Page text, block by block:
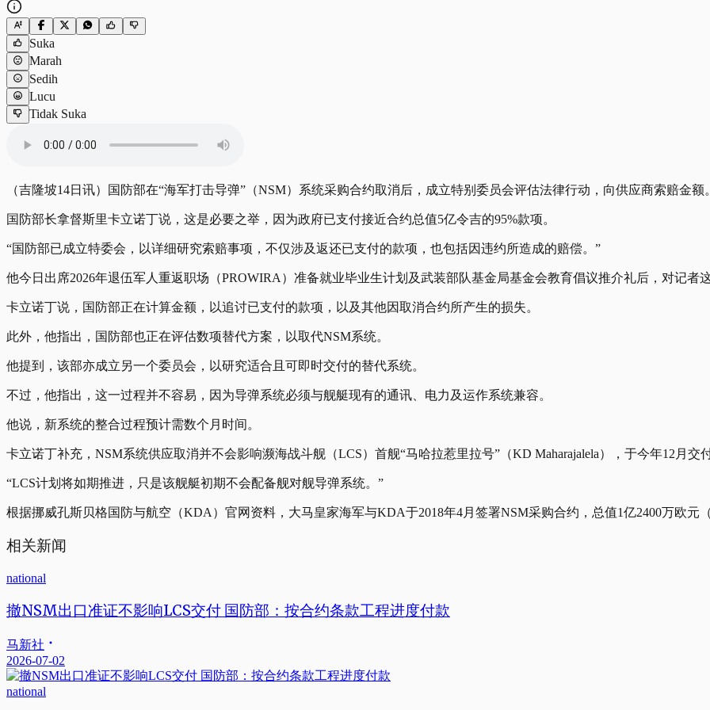
Suka
Marah
Sedih
Lucu
Tidak Suka
（吉隆坡14日讯）国防部在“海军打击导弹”（NSM）系统采购合约取消后，成立特别委员会评估法律行动，向供应商索赔金额。
国防部长拿督斯里卡立诺丁说，这是必要之举，因为政府已支付接近合约总值5亿令吉的95%款项。
“国防部已成立特委会，以详细研究索赔事项，不仅涉及返还已支付的款项，也包括因违约所造成的赔偿。”
他今日出席2026年退伍军人重返职场（PROWIRA）准备就业毕业生计划及武装部队基金局基金会教育倡议推介礼后，对记者这
卡立诺丁说，国防部正在计算金额，以追讨已支付的款项，以及其他因取消合约所产生的损失。
此外，他指出，国防部也正在评估数项替代方案，以取代NSM系统。
他提到，该部亦成立另一个委员会，以研究适合且可即时交付的替代系统。
不过，他指出，这一过程并不容易，因为导弹系统必须与舰艇现有的通讯、电力及运作系统兼容。
他说，新系统的整合过程预计需数个月时间。
卡立诺丁补充，NSM系统供应取消并不会影响濒海战斗舰（LCS）首舰“马哈拉惹里拉号”（KD Maharajalela），于今年12月交
“LCS计划将如期推进，只是该舰艇初期不会配备舰对舰导弹系统。”
根据挪威孔斯贝格国防与航空（KDA）官网资料，大马皇家海军与KDA于2018年4月签署NSM采购合约，总值1亿2400万欧元
相关新闻
national
撤NSM出口准证不影响LCS交付 国防部：按合约条款工程进度付款
马新社
2026-07-02
national